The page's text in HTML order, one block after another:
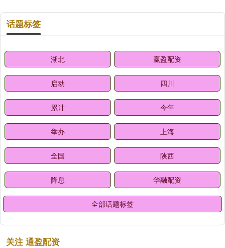
话题标签
湖北 赢盈配资
启动 四川
累计 今年
举办 上海
全国 陕西
降息 华融配资
全部话题标签
关注 通盈配资